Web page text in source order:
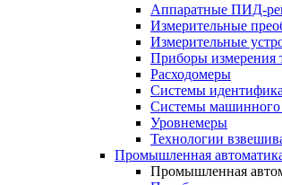
Аппаратные ПИД-
Измерительные
Измерительные
Приборы измерения
Расходомеры
Системы
Системы машинного
Уровнемеры
Технологии
Промышленная
Промышленная